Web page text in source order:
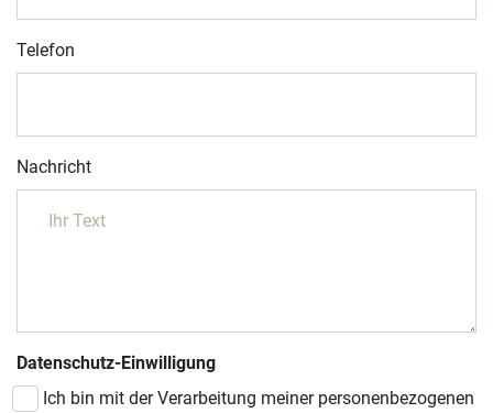
Telefon
Nachricht
Datenschutz-Einwilligung
Ich bin mit der Verarbeitung meiner personenbezogenen